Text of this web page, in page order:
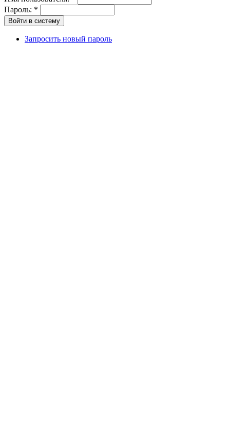
Пароль: *
Запросить новый пароль